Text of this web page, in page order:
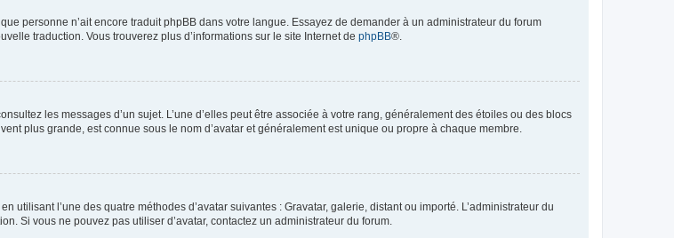
personne n’ait encore traduit phpBB dans votre langue. Essayez de demander à un administrateur du forum
traduction. Vous trouverez plus d’informations sur le site Internet de phpBB®.
les messages d’un sujet. L’une d’elles peut être associée à votre rang, généralement des étoiles ou des blocs
plus grande, est connue sous le nom d’avatar et généralement est unique ou propre à chaque membre.
utilisant l’une des quatre méthodes d’avatar suivantes : Gravatar, galerie, distant ou importé. L’administrateur du
Si vous ne pouvez pas utiliser d’avatar, contactez un administrateur du forum.